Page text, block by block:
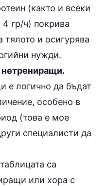
(както и всеки
гр/ч) покрива
тялото и осигурява
нужди.
нетрениращи.
е логично да бъдат
особено в
(това е мое
специалисти да
са
или хора с